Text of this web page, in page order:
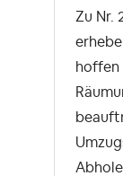
Zu Nr.
hoffen